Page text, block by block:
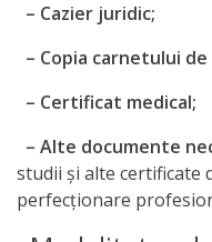
– Cazier juridic;
– Copia carnetului de
– Certificat medical;
– Alte documente
studii şi alte certificate
perfecţionare